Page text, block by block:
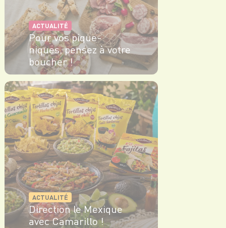
ACTUALITÉ
Pour vos pique-
niques, pensez à votre
boucher !
EN SAVOIR PLUS
ACTUALITÉ
Direction le Mexique
avec Camarillo !